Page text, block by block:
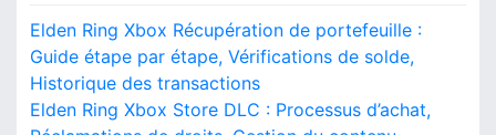
P
o
s
Elden Ring Xbox Récupération de portefeuille :
Guide étape par étape, Vérifications de solde,
Historique des transactions
Elden Ring Xbox Store DLC : Processus d’achat,